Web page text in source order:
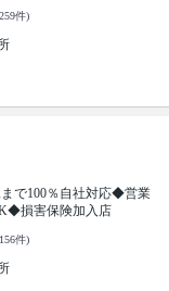
件)
で100％自社対応◆営業
損害保険加入店
件)